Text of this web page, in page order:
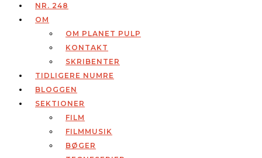
NR. 248
OM
OM PLANET PULP
KONTAKT
SKRIBENTER
TIDLIGERE NUMRE
BLOGGEN
SEKTIONER
FILM
FILMMUSIK
BØGER